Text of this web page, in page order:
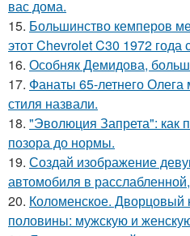
вас дома.
15. Большинство кемперов
этот Chevrolet C30 1972 года
16. Особняк Демидова,
17. Фанаты 65-летнего
стиля назвали.
18. "Эволюция Запрета": как
позора до нормы.
19. Создай изображение
автомобиля в
20. Коломенское. Дворцовый
половины: мужскую и